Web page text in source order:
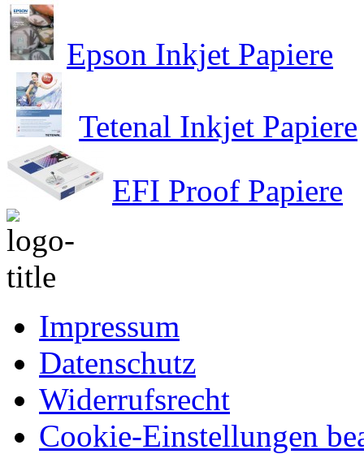
Epson Inkjet Papiere
Tetenal Inkjet Papiere
EFI Proof Papiere
Impressum
Datenschutz
Widerrufsrecht
Cookie-Einstellungen